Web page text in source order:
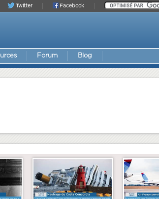
Facebook
Twitter
Forum Blog